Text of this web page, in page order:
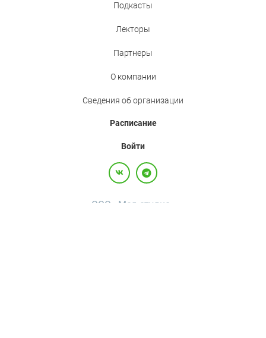
Подкасты
Лекторы
Партнеры
О компании
Сведения об организации
Расписание
Войти
ООО «Мед.студио»